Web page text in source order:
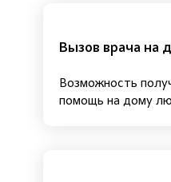
Вызов врача на
Возможность
помощь на дому